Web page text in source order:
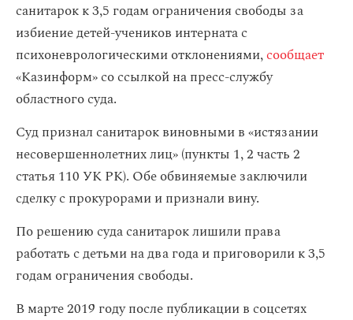
санитарок к 3,5 годам ограничения свободы за
избиение детей-учеников интерната с
психоневрологическими отклонениями,сообщает
«Казинформ» со ссылкой на пресс-службу
областного суда.
Суд признал санитарок виновными в «истязании
несовершеннолетних лиц» (пункты 1, 2 часть 2
статья 110 УК РК). Обе обвиняемые заключили
сделку с прокурорами и признали вину.
По решению суда санитарок лишили права
работать с детьми на два года и приговорили к 3,5
годам ограничения свободы.
В марте 2019 году после публикации в соцсетях